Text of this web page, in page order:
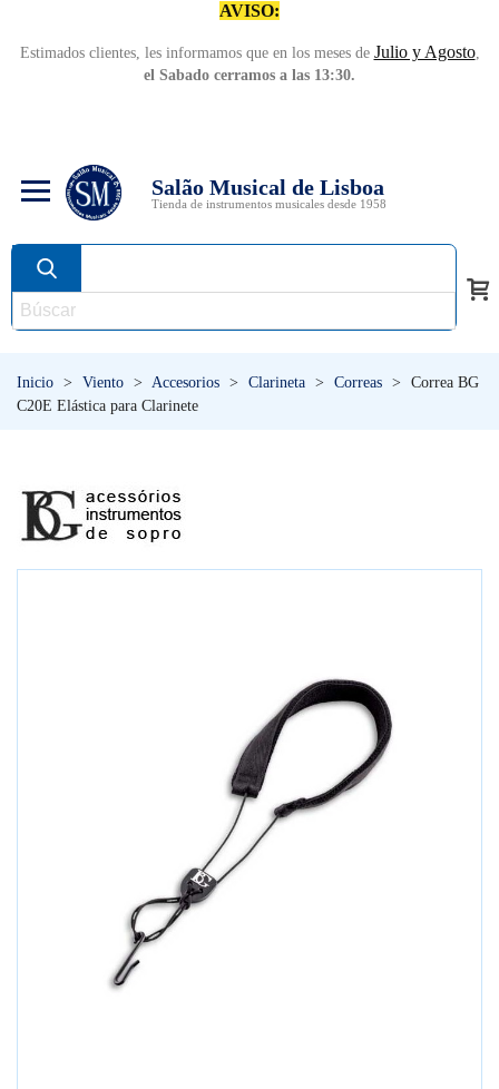
AVISO:
Estimados clientes, les informamos que en los meses de Julio y Agosto,
el Sabado cerramos a las 13:30.
Salão Musical de Lisboa
Tienda de instrumentos musicales desde 1958
Inicio > Viento > Accesorios > Clarineta > Correas >
Correa BG
C20E Elástica para Clarinete